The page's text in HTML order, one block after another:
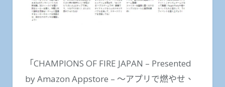
「CHAMPIONS OF FIRE JAPAN – Presented
by Amazon Appstore – ～アプリで燃やせ、